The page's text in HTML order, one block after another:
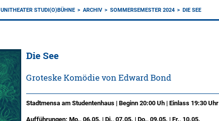
UNITHEATER STUDI(O)BÜHNE ARCHIV SOMMERSEMESTER 2024 DIE SEE
Die See
Groteske Komödie von Edward Bond
Stadtmensa am Studentenhaus | Beginn 20:00 Uh | Einlass 19:30 Uhr
Aufführungen: Mo., 06.05. | Di., 07.05. | Do., 09.05. | Fr., 10.05.